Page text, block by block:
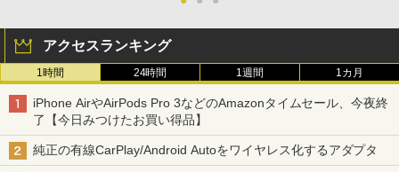
アクセスランキング
1時間 24時間 1週間 1カ月
iPhone AirやAirPods Pro 3などのAmazonタイムセール、今夜終
了【今日みつけたお買い得品】
純正の有線CarPlay/Android Autoをワイヤレス化するアダプタ